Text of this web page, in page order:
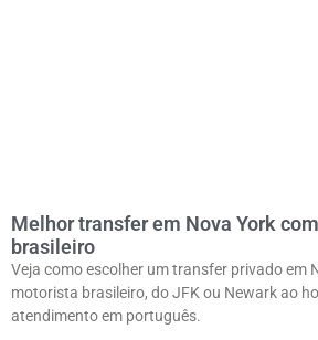
Melhor transfer em Nova York
brasileiro
Veja como escolher um transfer privado em
motorista brasileiro, do JFK ou Newark ao
atendimento em português.